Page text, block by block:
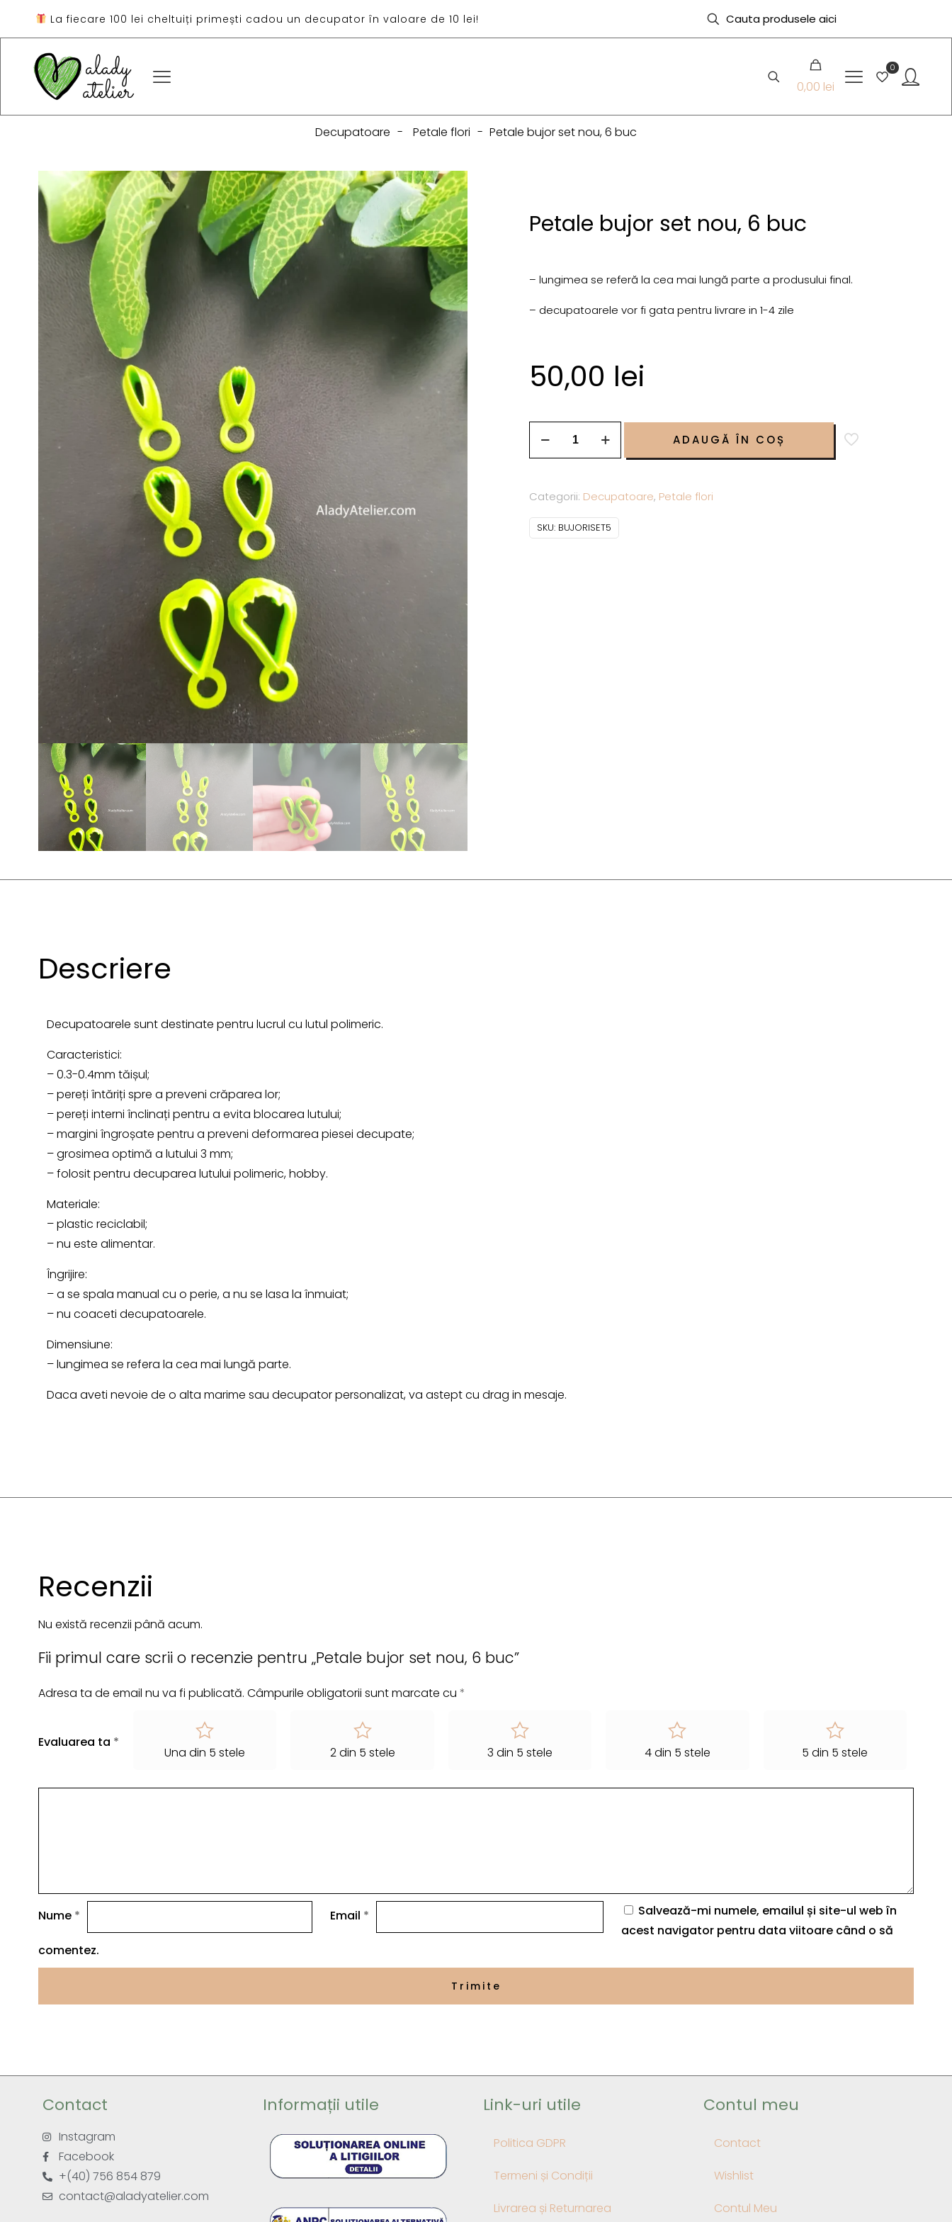
La fiecare 100 lei cheltuiți primești cadou un decupator în valoare de 10 lei!
0,00 lei
0
Decupatoare - Petale flori - Petale bujor set nou, 6 buc
Petale bujor set nou, 6 buc
– lungimea se referă la cea mai lungă parte a produsului final.
– decupatoarele vor fi gata pentru livrare in 1-4 zile
50,00 lei
ADAUGĂ ÎN COȘ
Categorii: Decupatoare, Petale flori
SKU: BUJORISET5
Descriere
Decupatoarele sunt destinate pentru lucrul cu lutul polimeric.
Caracteristici:
– 0.3-0.4mm tăișul;
– pereți întăriți spre a preveni crăparea lor;
– pereți interni înclinați pentru a evita blocarea lutului;
– margini îngroșate pentru a preveni deformarea piesei decupate;
– grosimea optimă a lutului 3 mm;
– folosit pentru decuparea lutului polimeric, hobby.
Materiale:
– plastic reciclabil;
– nu este alimentar.
Îngrijire:
– a se spala manual cu o perie, a nu se lasa la înmuiat;
– nu coaceti decupatoarele.
Dimensiune:
– lungimea se refera la cea mai lungă parte.
Daca aveti nevoie de o alta marime sau decupator personalizat, va astept cu drag in mesaje.
Recenzii
Nu există recenzii până acum.
Fii primul care scrii o recenzie pentru „Petale bujor set nou, 6 buc”
Adresa ta de email nu va fi publicată. Câmpurile obligatorii sunt marcate cu *
Evaluarea ta *
Una din 5 stele 2 din 5 stele 3 din 5 stele 4 din 5 stele 5 din 5 stele
Nume * Email *
Salvează-mi numele, emailul și site-ul web în
acest navigator pentru data viitoare când o să
comentez.
Contact
Instagram
Facebook
+(40) 756 854 879
contact@aladyatelier.com
Informații utile Link-uri utile
Politica GDPR
Termeni și Condiții
Livrarea și Returnarea
Contul meu
Contact
Wishlist
Contul Meu